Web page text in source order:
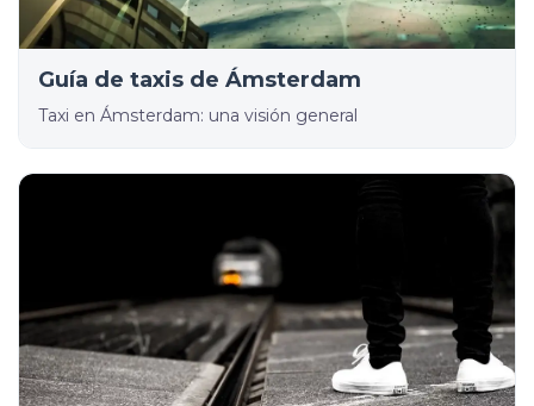
Guía de taxis de Ámsterdam
Taxi en Ámsterdam: una visión general